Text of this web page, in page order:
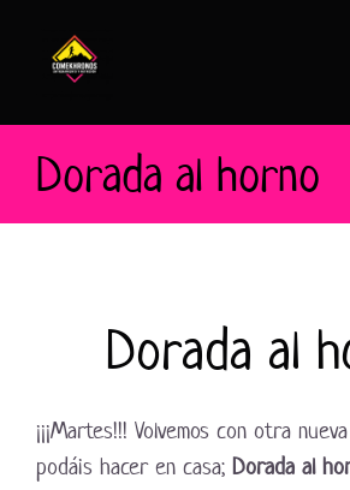
contenido
Dorada al horno
Dorada al
¡¡¡Martes!!! Volvemos con otra
podáis hacer en casa; Dorada al